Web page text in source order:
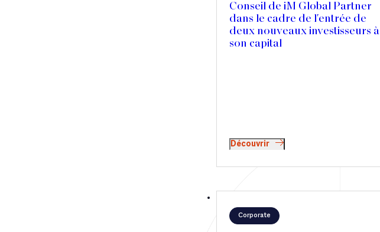
Conseil de iM Global Partner
dans le cadre de l'entrée de
deux nouveaux investisseurs à
son capital
Découvrir
Corporate